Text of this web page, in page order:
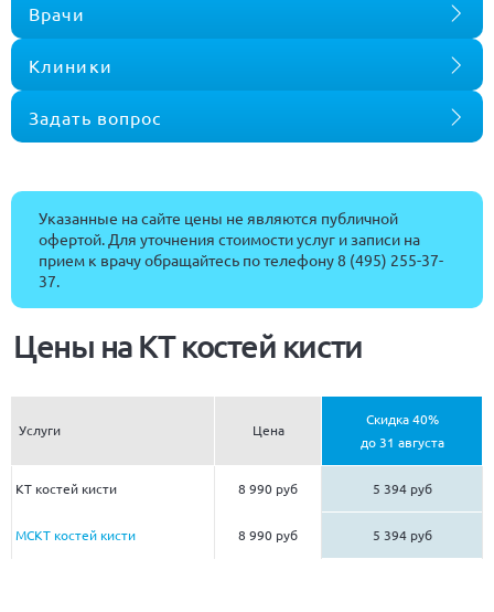
Врачи
Клиники
Задать вопрос
Указанные на сайте цены не являются публичной
офертой. Для уточнения стоимости услуг и записи на
прием к врачу обращайтесь по телефону8 (495) 255-37-
37.
Цены на КТ костей кисти
Услуги Цена
Скидка 40%
до 31 августа
КТ костей кисти 8 990 руб 5 394 руб
МСКТ костей кисти 8 990 руб 5 394 руб